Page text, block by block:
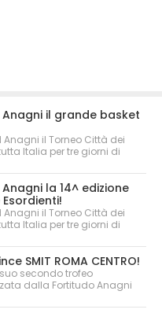
il grande basket
il Torneo Città dei
Italia per tre giorni di
la 14^ edizione
il Torneo Città dei
Italia per tre giorni di
SMIT ROMA CENTRO!
secondo trofeo
dalla Fortitudo Anagni